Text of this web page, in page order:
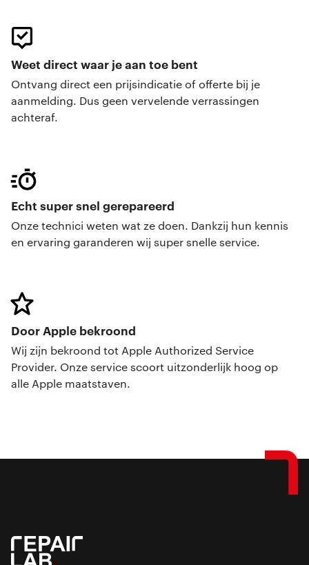
Weet direct waar je aan toe bent
Ontvang direct een prijsindicatie of offerte bij je
aanmelding. Dus geen vervelende verrassingen
achteraf.
Echt super snel gerepareerd
Onze technici weten wat ze doen. Dankzij hun kennis
en ervaring garanderen wij super snelle service.
Door Apple bekroond
Wij zijn bekroond tot Apple Authorized Service
Provider. Onze service scoort uitzonderlijk hoog op
alle Apple maatstaven.